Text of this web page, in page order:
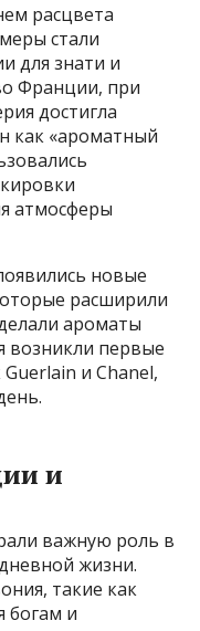
расцвета
стали
для знати и
Франции, при
достигла
как «ароматный
атмосферы
новые
расширили
ароматы
возникли первые
и Chanel,
и
важную роль в
жизни.
такие как
богам и